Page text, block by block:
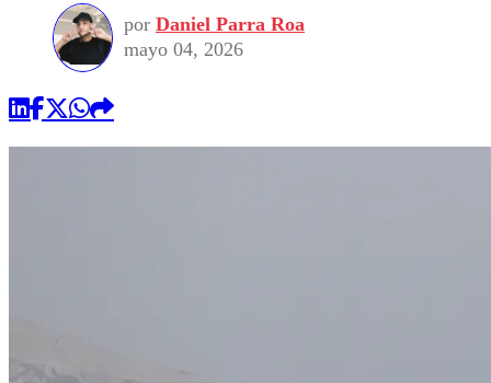
por Daniel Parra Roa
mayo 04, 2026